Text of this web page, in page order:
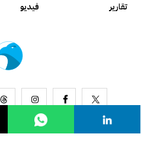
تقارير
فيديو